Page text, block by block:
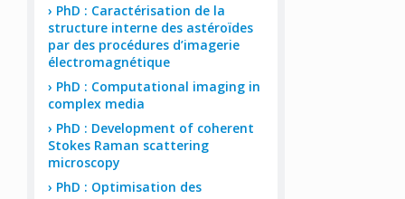
PhD : Caractérisation de la
structure interne des astéroïdes
par des procédures d’imagerie
électromagnétique
PhD : Computational imaging in
complex media
PhD : Development of coherent
Stokes Raman scattering
microscopy
PhD : Optimisation des